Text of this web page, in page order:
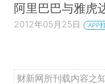
阿里巴巴与雅虎
2012年05月25日 APP
财新网所刊载内容之